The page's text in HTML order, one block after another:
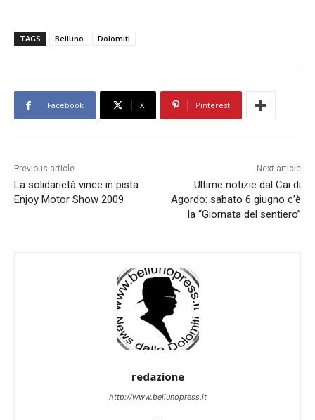
TAGS Belluno Dolomiti
Facebook X Pinterest
Previous article
La solidarietà vince in pista:
Enjoy Motor Show 2009
Next article
Ultime notizie dal Cai di
Agordo: sabato 6 giugno c’è
la “Giornata del sentiero”
redazione
http://www.bellunopress.it